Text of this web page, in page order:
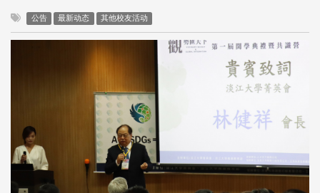
公告 最新动态 其他校友活动